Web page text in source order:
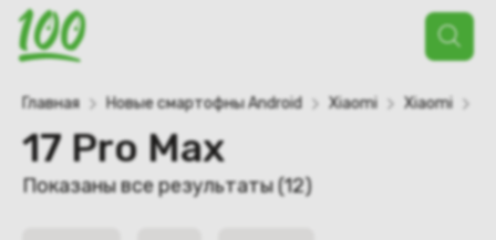
Поиск
товаров
Главная Новые смартофны Android Xiaomi Xiaomi
17 Pro Max
Показаны все результаты (12)Сортировка: